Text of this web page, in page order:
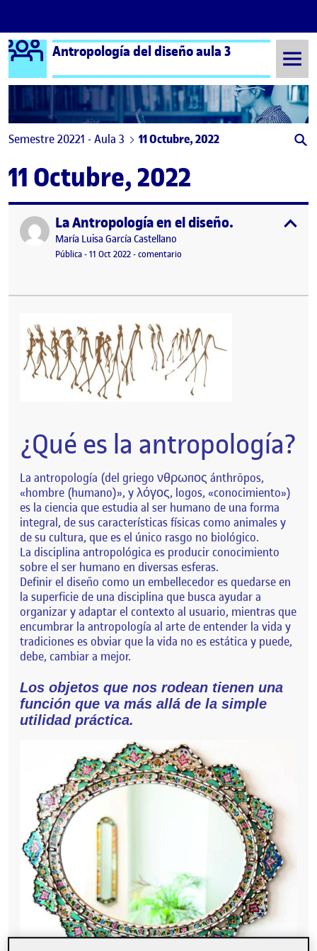
Saltar al contenido
Logo Ágora
Antropología del diseño aula 3
Semestre 20221 - Aula 3 11 Octubre, 2022
11 Octubre, 2022
Publicado porLa Antropología en el diseño.
Publicado por
María Luisa García Castellano
Visibilidad:
Pública-Fecha de publicación
11 Oct 202211 octubre, 2022 5:59 pm
-comentario
¿Qué es la antropología?
La antropología (del griego νθρωπος ánthrōpos,
«hombre (humano)», y λόγος, logos, «conocimiento»)
es la ciencia que estudia al ser humano de una forma
integral, de sus características físicas como animales y
de su cultura, que es el único rasgo no biológico.
La disciplina antropológica es producir conocimiento
sobre el ser humano en diversas esferas.
Definir el diseño como un embellecedor es quedarse en
la superficie de una disciplina que busca ayudar a
organizar y adaptar el contexto al usuario, mientras que
encumbrar la antropología al arte de entender la vida y
tradiciones es obviar que la vida no es estática y puede,
debe, cambiar a mejor.
Los objetos que nos rodean tienen una
función que va más allá de la simple
utilidad práctica.